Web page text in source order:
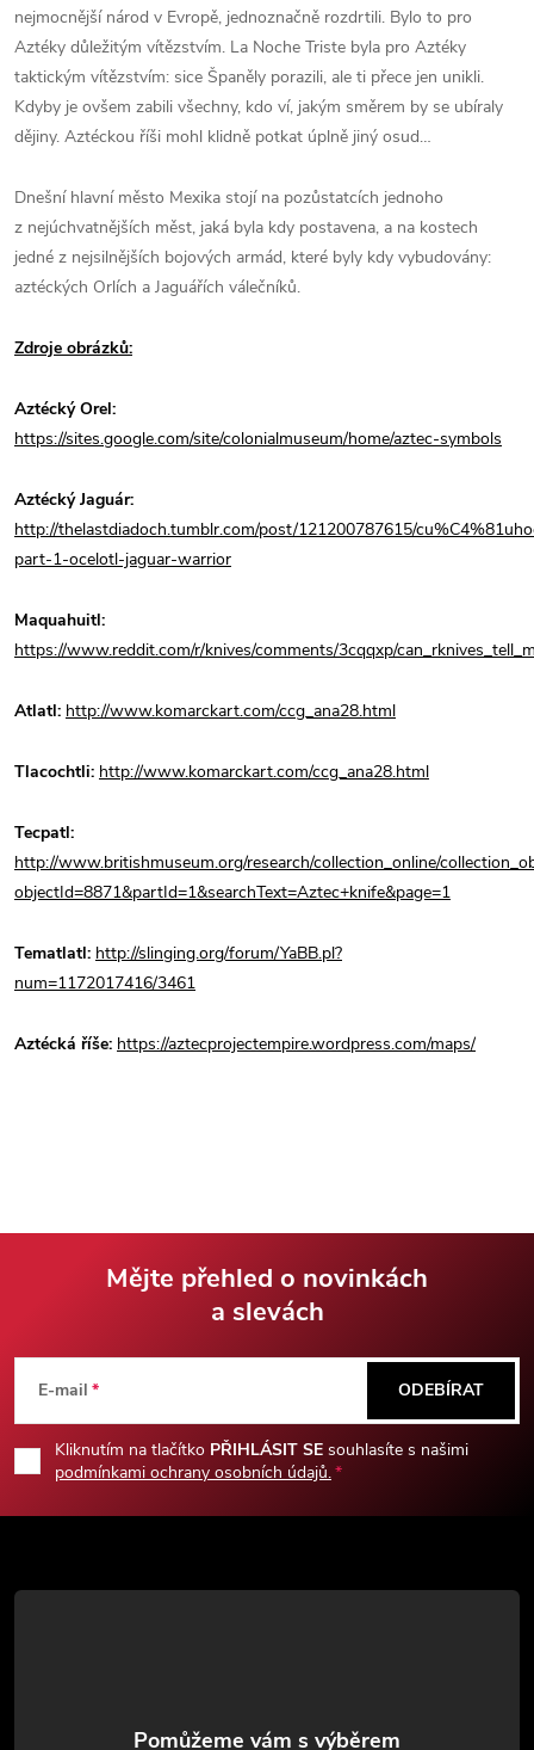
nejmocnější národ v Evropě, jednoznačně rozdrtili. Bylo to pro
Aztéky důležitým vítězstvím. La Noche Triste byla pro Aztéky
taktickým vítězstvím: sice Španěly porazili, ale ti přece jen unikli.
Kdyby je ovšem zabili všechny, kdo ví, jakým směrem by se ubíraly
dějiny. Aztéckou říši mohl klidně potkat úplně jiný osud…
Dnešní hlavní město Mexika stojí na pozůstatcích jednoho
z nejúchvatnějších měst, jaká byla kdy postavena, a na kostech
jedné z nejsilnějších bojových armád, které byly kdy vybudovány:
aztéckých Orlích a Jaguářích válečníků.
Zdroje obrázků:
Aztécký Orel:
https://sites.google.com/site/colonialmuseum/home/aztec-symbols
Aztécký Jaguár:
http://thelastdiadoch.tumblr.com/post/121200787615/
part-1-ocelotl-jaguar-warrior
Maquahuitl:
https://www.reddit.com/r/knives/comments/3cqqxp/
Atlatl: http://www.komarckart.com/ccg_ana28.html
Tlacochtli: http://www.komarckart.com/ccg_ana28.html
Tecpatl:
http://www.britishmuseum.org/research/collection_online/
objectId=8871&partId=1&searchText=Aztec+knife&page=1
Tematlatl: http://slinging.org/forum/YaBB.pl?
num=1172017416/3461
Aztécká říše: https://aztecprojectempire.wordpress.com/maps/
p
a
Mějte přehled o novinkách
a slevách
E-mail
Kliknutím na tlačítko PŘIHLÁSIT SE souhlasíte s našimi
podmínkami ochrany osobních údajů.
ODEBÍRAT